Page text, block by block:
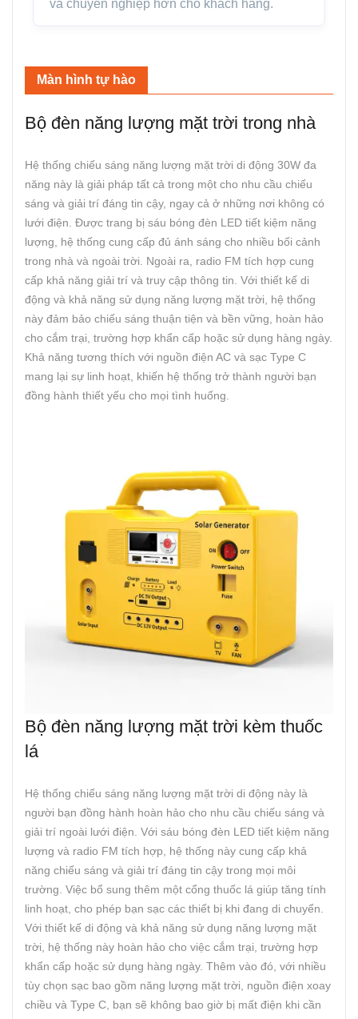
và chuyên nghiệp hơn cho khách hàng.
Màn hình tự hào
Bộ đèn năng lượng mặt trời trong nhà
Hệ thống chiếu sáng năng lượng mặt trời di động 30W đa
năng này là giải pháp tất cả trong một cho nhu cầu chiếu
sáng và giải trí đáng tin cậy, ngay cả ở những nơi không có
lưới điện. Được trang bị sáu bóng đèn LED tiết kiệm năng
lượng, hệ thống cung cấp đủ ánh sáng cho nhiều bối cảnh
trong nhà và ngoài trời. Ngoài ra, radio FM tích hợp cung
cấp khả năng giải trí và truy cập thông tin. Với thiết kế di
động và khả năng sử dụng năng lượng mặt trời, hệ thống
này đảm bảo chiếu sáng thuận tiện và bền vững, hoàn hảo
cho cắm trại, trường hợp khẩn cấp hoặc sử dụng hàng ngày.
Khả năng tương thích với nguồn điện AC và sạc Type C
mang lại sự linh hoạt, khiến hệ thống trở thành người bạn
đồng hành thiết yếu cho mọi tình huống.
Bộ đèn năng lượng mặt trời kèm thuốc
lá
Hệ thống chiếu sáng năng lượng mặt trời di động này là
người bạn đồng hành hoàn hảo cho nhu cầu chiếu sáng và
giải trí ngoài lưới điện. Với sáu bóng đèn LED tiết kiệm năng
lượng và radio FM tích hợp, hệ thống này cung cấp khả
năng chiếu sáng và giải trí đáng tin cậy trong mọi môi
trường. Việc bổ sung thêm một cổng thuốc lá giúp tăng tính
linh hoạt, cho phép bạn sạc các thiết bị khi đang di chuyển.
Với thiết kế di động và khả năng sử dụng năng lượng mặt
trời, hệ thống này hoàn hảo cho việc cắm trại, trường hợp
khẩn cấp hoặc sử dụng hàng ngày. Thêm vào đó, với nhiều
tùy chọn sạc bao gồm năng lượng mặt trời, nguồn điện xoay
chiều và Type C, bạn sẽ không bao giờ bị mất điện khi cần